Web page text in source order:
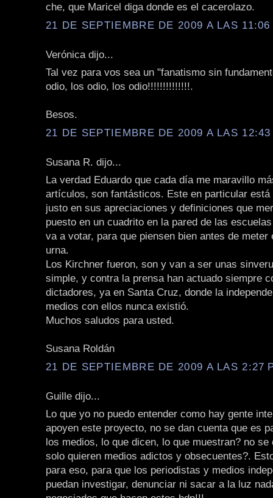
che, que Maricel diga donde es el cacerolazo.
21 DE SEPTIEMBRE DE 2009 A LAS
Verónica dijo...
Tal vez para vos sea un "fanatismo sin
odio, los odio, los odio!!!!!!!!!!!!!!.
Besos.
21 DE SEPTIEMBRE DE 2009 A LAS 12:43
Susana R. dijo...
La verdad Eduardo que cada día me maravillo
artículos, son fantásticos. Este en particular está
justo en sus apreciaciones y definiciones que
puesto en un cuadrito en la pared de las
va a votar, para que piensen bien antes de meter
urna.
Los Kirchner fueron, son y van a ser unas
simple, y contra la prensa han actuado siempre
dictadores, ya en Santa Cruz, donde la
medios con ellos nunca existió.
Muchos saludos para usted.
Susana Roldán
21 DE SEPTIEMBRE DE 2009 A LAS 2:27
Guille dijo...
Lo que yo no puedo entender como hay gente
apoyen este proyecto, no se dan cuenta que es
los medios, lo que dicen, lo que muestran? no se
solo quieren medios adictos y obsecuentes?.
para eso, para que los periodistas y medios
puedan investigar, denunciar ni sacar a la luz